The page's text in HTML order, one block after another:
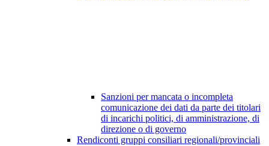
Sanzioni per mancata o incompleta
comunicazione dei dati da parte dei titolari
di incarichi politici, di amministrazione, di
direzione o di governo
Rendiconti gruppi consiliari regionali/provinciali